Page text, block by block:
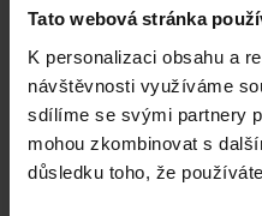
Tato webová stránka
K personalizaci obsahu a
návštěvnosti využíváme
sdílíme se svými partnery
mohou zkombinovat s
důsledku toho, že